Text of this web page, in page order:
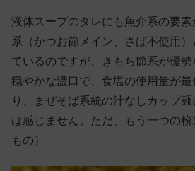
液体スープのタレにも魚介系の要
系（かつお節メイン、さば不使用
ているのですが、きもち節系が優
穏やかな濃口で、食塩の使用量が
り、まぜそば系統の汁なしカップ
は感じません。ただ、もう一つの
もの）——